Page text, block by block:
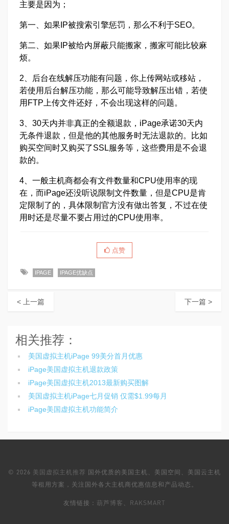
主要是因为；
第一、如果IP被搜索引擎惩罚，那么不利于SEO。
第二、如果IP被给内屏蔽只能搬家，搬家可能比较麻
烦。
2、后台在线解压功能有问题，你上传网站或移站，
若使用后台解压功能，那么可能导致解压出错，若使
用FTP上传文件还好，不会出现这样的问题。
3、30天内并非真正的全额退款，iPage承诺30天内
无条件退款，但是他的其他服务时无法退款的。比如
购买空间时又购买了SSL服务等，这些费用是不会退
款的。
4、一般主机商都会有文件数量和CPU使用率的现
在，而iPage还没听说限制文件数量，但是CPU是肯
定限制了的，具体限制官方没有做出答复，不过在使
用时还是尽量不要占用过的CPU使用率。
点赞
IPAGE IPAGE优缺点
< 上一篇 下一篇 >
相关推荐：
美国虚拟主机iPage 99美分首月优惠
iPage美国虚拟主机退款政策
iPage美国虚拟主机2013最新购买图解
美国虚拟主机iPage七月促销 仅需$1.99每月
iPage美国虚拟主机功能简介
© 2026 美国虚拟主机推荐 国外优质的美国主机、美国空间、美国云主机
等租用方案，关注国外各大主机商优惠信息和产品动态。
友情链接： 葫芦博客 RAKSMART